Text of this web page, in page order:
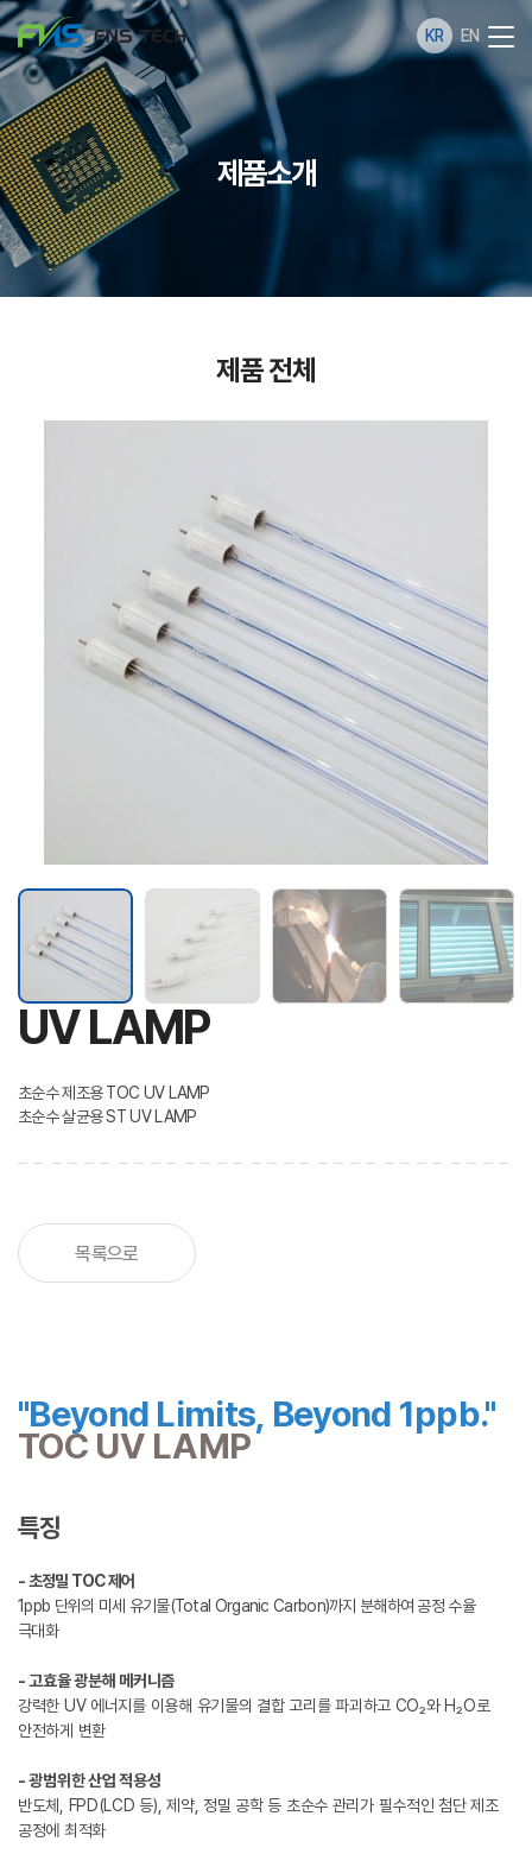
KR EN
제품소개
제품 전체
UV LAMP
초순수 제조용 TOC UV LAMP
초순수 살균용 ST UV LAMP
목록으로
"Beyond Limits, Beyond 1ppb."
TOC UV LAMP
특징
- 초정밀 TOC 제어
1ppb 단위의 미세 유기물(Total Organic Carbon)까지 분해하여 공정 수율
극대화
- 고효율 광분해 메커니즘
강력한 UV 에너지를 이용해 유기물의 결합 고리를 파괴하고 CO₂와 H₂O로
안전하게 변환
- 광범위한 산업 적용성
반도체, FPD(LCD 등), 제약, 정밀 공학 등 초순수 관리가 필수적인 첨단 제조
공정에 최적화